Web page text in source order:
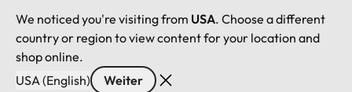
We noticed you're visiting from USA. Choose a different
country or region to view content for your location and
shop online.
USA (English)
Weiter